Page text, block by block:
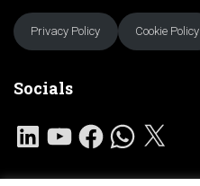
Privacy Policy Cookie Policy
Socials
L
E
Y
O
U
F
A
B
W
H
A
S
X